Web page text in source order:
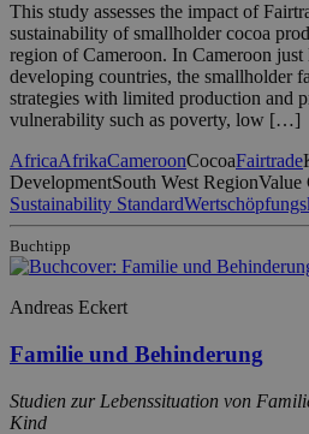
This study assesses the impact of
sustainability of smallholder cocoa
region of Cameroon. In Cameroon
developing countries, the smallholder
strategies with limited production and
vulnerability such as poverty, low […]
AfricaAfrikaCameroonCocoaFairtrade
DevelopmentSouth West RegionValue
Sustainability Standard
Buchtipp
Andreas Eckert
Familie und Behinderung
Studien zur Lebenssituation von
Kind